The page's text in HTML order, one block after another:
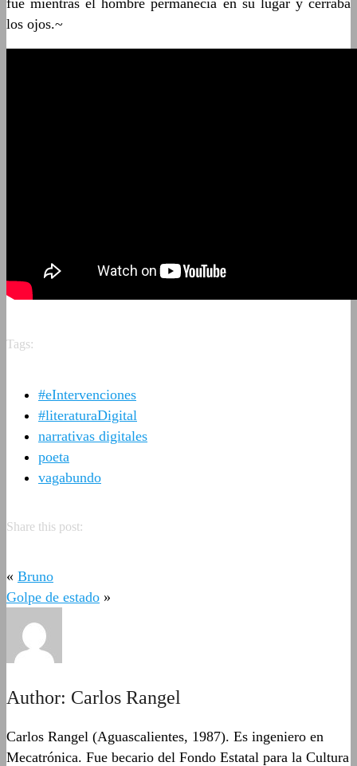
fue mientras el hombre permanecía en su lugar y cerraba
los ojos.~
Tags:
#eIntervenciones
#literaturaDigital
narrativas digitales
poeta
vagabundo
Share this post:
« Bruno
Golpe de estado »
Author: Carlos Rangel
Carlos Rangel (Aguascalientes, 1987). Es ingeniero en
Mecatrónica. Fue becario del Fondo Estatal para la Cultura